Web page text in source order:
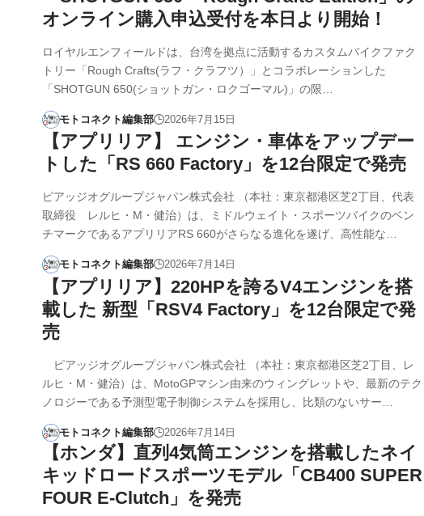
オンライン購入申込受付を本日より開始！
ロイヤルエンフィールドは、台湾を拠点に活動するカスタムバイクファク
トリー「Rough Crafts(ラフ・クラフツ）」とコラボレーションした
「SHOTGUN 650(ショットガン・ロクゴーマル)」の限…
モトコネクト編集部 2026年7月15日
【アプリリア】 エンジン・車体をアップデー
トした「RS 660 Factory」を12台限定で発売
ピアッジオグループジャパン株式会社 （本社：東京都港区芝2丁目、代表
取締役 レルヒ・M・健治）は、ミドルウェイト・スポーツバイクのベン
チマークであるアプリリアRS 660がさらなる進化を遂げ、高性能な…
モトコネクト編集部 2026年7月14日
【アプリリア】220HPを誇るV4エンジンを搭
載した 新型「RSV4 Factory」を12台限定で発
売
ピアッジオグループジャパン株式会社 （本社：東京都港区芝2丁目、レ
ルヒ・M・健治）は、MotoGPマシン由来のウィングレットや、最新のテク
ノロジーである予測型電子制御システムを採用し、比類のないサー…
モトコネクト編集部 2026年7月14日
【ホンダ】直列4気筒エンジンを搭載したネイ
キッドロードスポーツモデル「CB400 SUPER
FOUR E-Clutch」を発売